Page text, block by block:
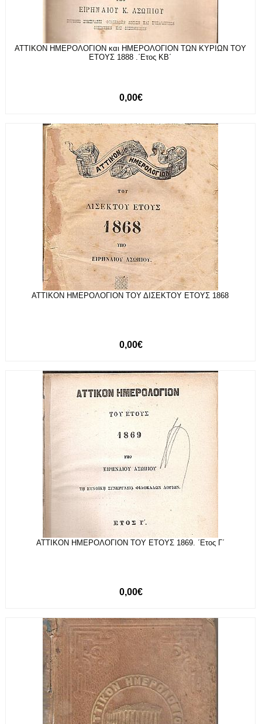
ΑΤΤΙΚΟΝ ΗΜΕΡΟΛΟΓΙΟΝ και ΗΜΕΡΟΛΟΓΙΟΝ ΤΩΝ ΚΥΡΙΩΝ ΤΟΥ
ΕΤΟΥΣ 1888 .΄Ετος ΚΒ΄
0,00€
ΑΤΤΙΚΟΝ ΗΜΕΡΟΛΟΓΙΟΝ ΤΟΥ ΔΙΣΕΚΤΟΥ ΕΤΟΥΣ 1868
0,00€
ΑΤΤΙΚΟΝ ΗΜΕΡΟΛΟΓΙΟΝ ΤΟΥ ΕΤΟΥΣ 1869. ΄Ετος Γ΄
0,00€